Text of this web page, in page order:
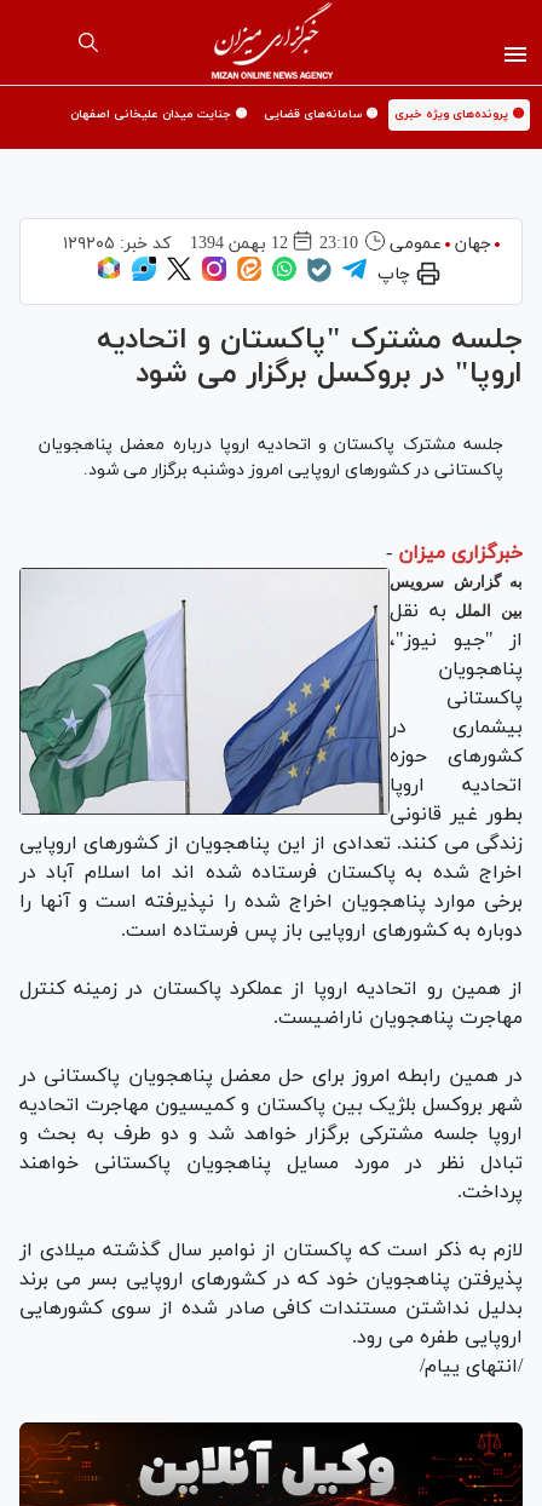
🟡 پرونده‌های ویژه خبری 🟡 سامانه‌های قضایی 🟡 جنایت میدان علیخانی اصفهان
جهان عمومی 23:10 12 بهمن 1394 کد خبر: ۱۲۹۲۰۵
چاپ
جلسه مشترک "پاکستان و اتحادیه
اروپا" در بروکسل برگزار می شود
جلسه مشترک پاکستان و اتحادیه اروپا درباره معضل پناهجویان
پاکستانی در کشورهای اروپایی امروز دوشنبه برگزار می شود.
خبرگزاری میزان -
به گزارش سرویس
بین الملل به نقل
از "جیو نیوز"،
پناهجویان
پاکستانی
بیشماری در
کشورهای حوزه
اتحادیه اروپا
بطور غیر قانونی
زندگی می کنند. تعدادی از این پناهجویان از کشورهای اروپایی
اخراج شده به پاکستان فرستاده شده اند اما اسلام آباد در
برخی موارد پناهجویان اخراج شده را نپذیرفته است و آنها را
دوباره به کشورهای اروپایی باز پس فرستاده است.
از همین رو اتحادیه اروپا از عملکرد پاکستان در زمینه کنترل
مهاجرت پناهجویان ناراضیست.
در همین رابطه امروز برای حل معضل پناهجویان پاکستانی در
شهر بروکسل بلژیک بین پاکستان و کمیسیون مهاجرت اتحادیه
اروپا جلسه مشترکی برگزار خواهد شد و دو طرف به بحث و
تبادل نظر در مورد مسایل پناهجویان پاکستانی خواهند
پرداخت.
لازم به ذکر است که پاکستان از نوامبر سال گذشته میلادی از
پذیرفتن پناهجویان خود که در کشورهای اروپایی بسر می برند
بدلیل نداشتن مستندات کافی صادر شده از سوی کشورهایی
اروپایی طفره می رود.
/انتهای ییام/